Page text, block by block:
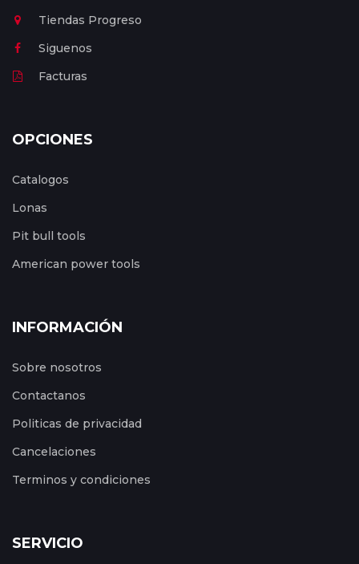
Tiendas Progreso
Siguenos
Facturas
OPCIONES
Catalogos
Lonas
Pit bull tools
American power tools
INFORMACIÓN
Sobre nosotros
Contactanos
Politicas de privacidad
Cancelaciones
Terminos y condiciones
SERVICIO